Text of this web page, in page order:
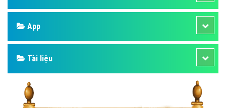
App
Tài liệu